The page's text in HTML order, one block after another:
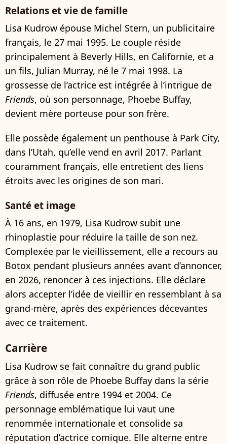
Relations et vie de famille
Lisa Kudrow épouse Michel Stern, un publicitaire
français, le 27 mai 1995. Le couple réside
principalement à Beverly Hills, en Californie, et a
un fils, Julian Murray, né le 7 mai 1998. La
grossesse de l’actrice est intégrée à l’intrigue de
Friends, où son personnage, Phoebe Buffay,
devient mère porteuse pour son frère.
Elle possède également un penthouse à Park City,
dans l’Utah, qu’elle vend en avril 2017. Parlant
couramment français, elle entretient des liens
étroits avec les origines de son mari.
Santé et image
À 16 ans, en 1979, Lisa Kudrow subit une
rhinoplastie pour réduire la taille de son nez.
Complexée par le vieillissement, elle a recours au
Botox pendant plusieurs années avant d’annoncer,
en 2026, renoncer à ces injections. Elle déclare
alors accepter l’idée de vieillir en ressemblant à sa
grand-mère, après des expériences décevantes
avec ce traitement.
Carrière
Lisa Kudrow se fait connaître du grand public
grâce à son rôle de Phoebe Buffay dans la série
Friends, diffusée entre 1994 et 2004. Ce
personnage emblématique lui vaut une
renommée internationale et consolide sa
réputation d’actrice comique. Elle alterne entre